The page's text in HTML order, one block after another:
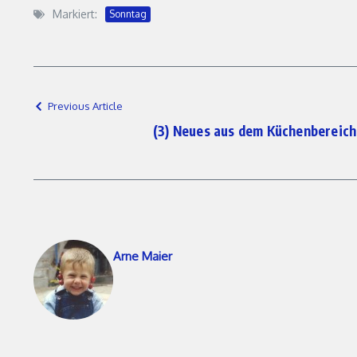
Markiert: Sonntag
Previous Article
(3) Neues aus dem Küchenbereich
Arne Maier